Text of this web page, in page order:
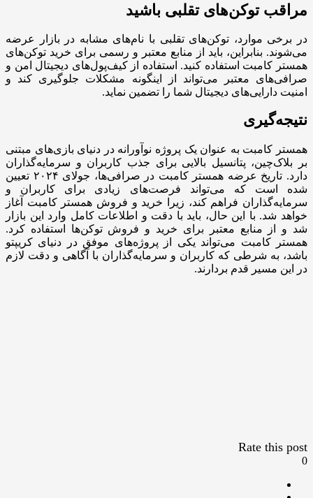
مراقب توکن‌های تقلبی باشید
در برخی موارد، توکن‌های تقلبی با نام‌های مشابه در بازار عرضه
می‌شوند. بنابراین، باید از منابع معتبر و رسمی برای خرید توکن‌های
همستر کامبت استفاده کنید. استفاده از کیف‌پول‌های دیجیتال امن و
صرافی‌های معتبر می‌تواند از اینگونه مشکلات جلوگیری کند و
امنیت دارایی‌های دیجیتال شما را تضمین نماید.
نتیجه‌گیری
همستر کامبت به عنوان یک پروژه نوآورانه در دنیای بازی‌های مبتنی
بر بلاک‌چین، پتانسیل بالایی برای جذب کاربران و سرمایه‌گذاران
دارد. تاریخ عرضه همستر کامبت در صرافی‌ها، جولای ۲۰۲۴ تعیین
شده است که می‌تواند فرصت‌های زیادی برای کاربران و
سرمایه‌گذاران فراهم کند، زیرا خرید و فروش همستر کامبت آغاز
خواهد شد. با این حال، باید با دقت و اطلاعات کامل وارد این بازار
شد و از منابع معتبر برای خرید و فروش توکن‌ها استفاده کرد.
همستر کامبت می‌تواند یکی از پروژه‌های موفق در دنیای کریپتو
باشد، به شرطی که کاربران و سرمایه‌گذاران با آگاهی و دقت لازم
در این مسیر قدم بردارند.
Rate this post
0